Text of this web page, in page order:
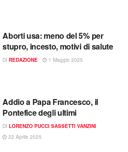
Aborti usa: meno del 5% per
stupro, incesto, motivi di salute
DI REDAZIONE 1 Maggio 2025
Addio a Papa Francesco, il
Pontefice degli ultimi
DI LORENZO PUCCI SASSETTI VANZINI
22 Aprile 2025